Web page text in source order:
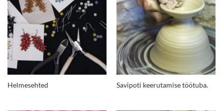
Helmesehted Savipoti keerutamise töötuba.